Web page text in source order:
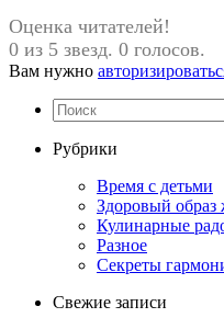
Оценка читателей!
0 из 5 звезд. 0 голосов.
Вам нужно
Рубрики
Время с детьми
Здоровый образ
Кулинарные
Разное
Секреты
Свежие записи